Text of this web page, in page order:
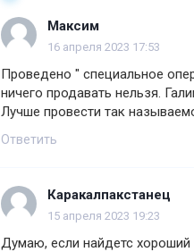
Максим
16 апреля 2023 17:53
Проведено " специальное
ничего продавать нельзя.
Лучше провести так
Ответить
Каракалпакстанец
15 апреля 2023 19:23
Думаю, если найдетс хороший